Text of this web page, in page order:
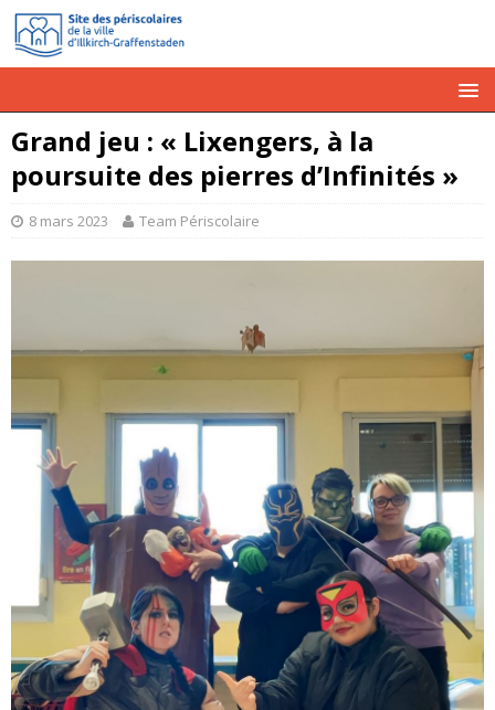
Grand jeu : « Lixengers, à la
poursuite des pierres d’Infinités »
8 mars 2023 Team Périscolaire